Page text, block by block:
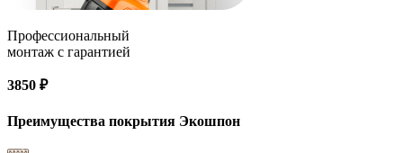
Профессиональный
монтаж с гарантией
3850 ₽
Преимущества покрытия Экошпон